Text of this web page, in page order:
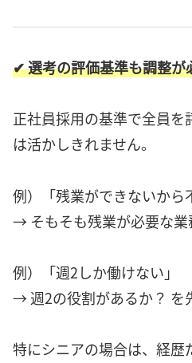
✔ 選考の評価基準も調整が
正社員採用の基準で全員
は活かしきれません。
例）「残業ができないから
→ そもそも残業が必要な業
例）「週2しか働けない」
→ 週2の役割があるか？ を
特にシニアの場合は、経歴